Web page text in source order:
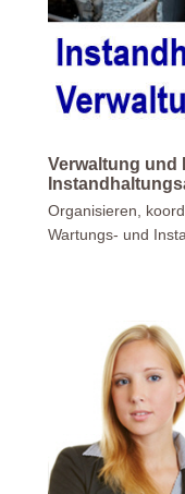
Verwaltung und
Organisieren,
Wartungs- und